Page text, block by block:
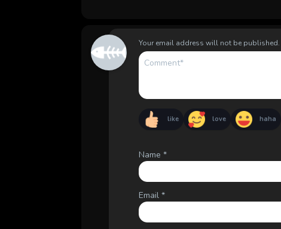
Your email address will not be published.
like love haha
Name*
Email*